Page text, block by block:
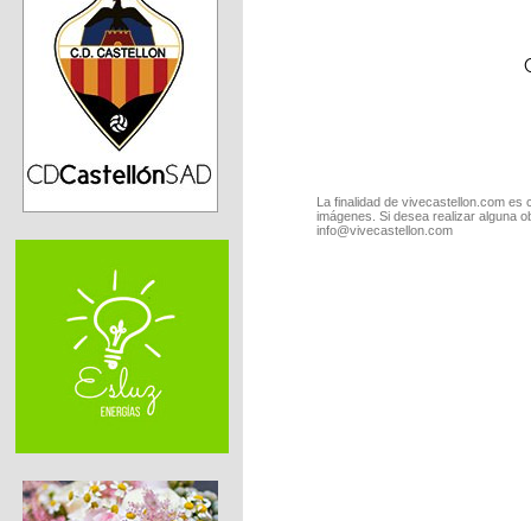
La finalidad de vivecastellon.com
imágenes. Si desea realizar alguna
info@vivecastellon.com